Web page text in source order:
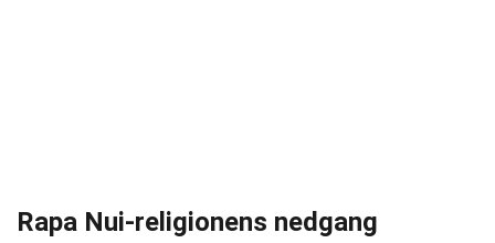
Rapa Nui-religionens nedgang